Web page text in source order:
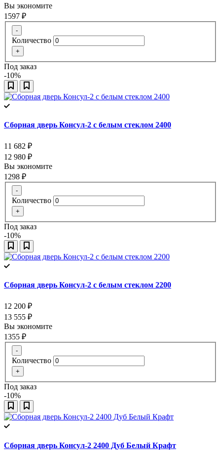
Вы экономите
1597 ₽
-
Количество
+
Под заказ
-10%
Сборная дверь Консул-2 с белым стеклом 2400
11 682 ₽
12 980 ₽
Вы экономите
1298 ₽
-
Количество
+
Под заказ
-10%
Сборная дверь Консул-2 с белым стеклом 2200
12 200 ₽
13 555 ₽
Вы экономите
1355 ₽
-
Количество
+
Под заказ
-10%
Сборная дверь Консул-2 2400 Дуб Белый Крафт